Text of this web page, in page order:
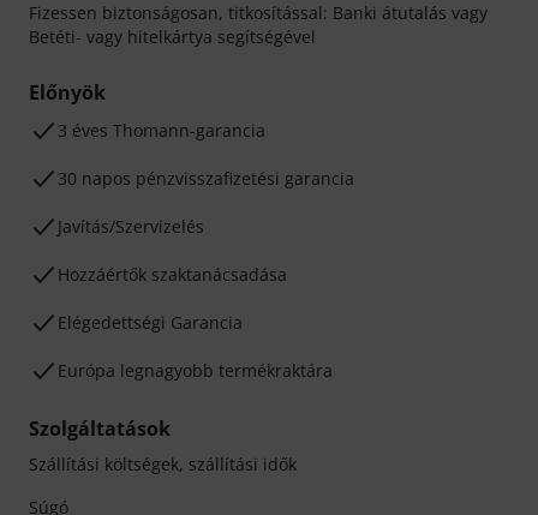
Fizessen biztonságosan, titkosítással: Banki átutalás vagy
Betéti- vagy hitelkártya segítségével
Előnyök
3 éves Thomann-garancia
30 napos pénzvisszafizetési garancia
Javítás/Szervizelés
Hozzáértők szaktanácsadása
Elégedettségi Garancia
Európa legnagyobb termékraktára
Szolgáltatások
Szállítási költségek, szállítási idők
Súgó